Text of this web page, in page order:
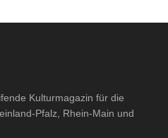
Kulturmagazin für die
Pfalz, Rhein-Main und